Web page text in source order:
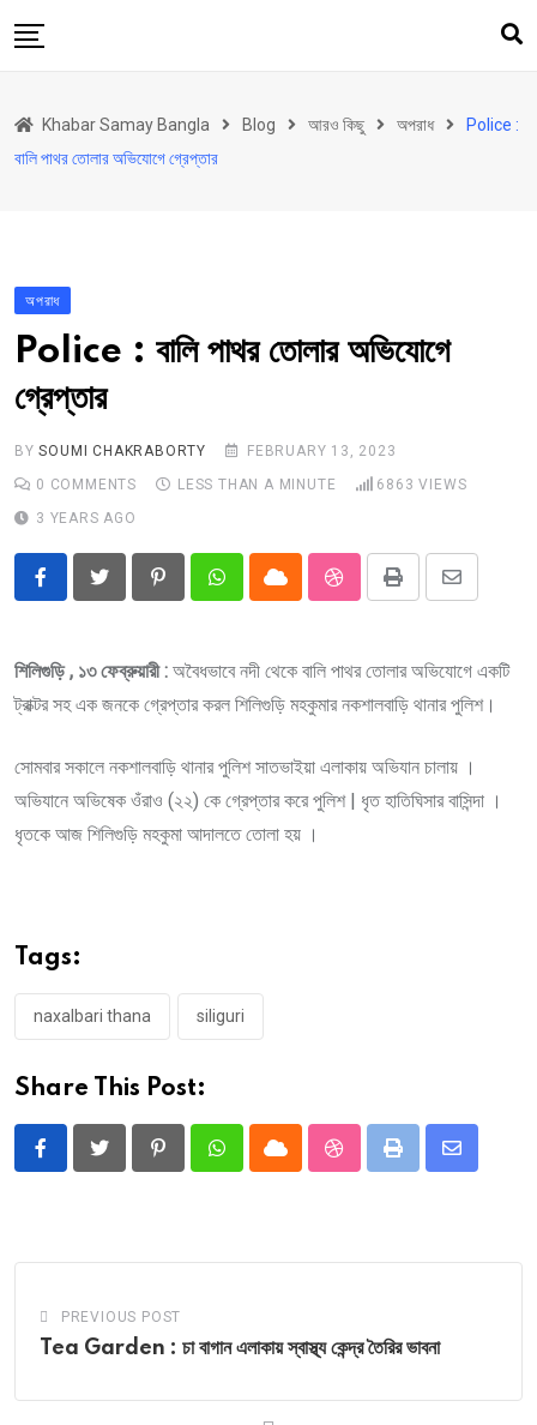
to
উত্তরবঙ্গ
আরও কিছু
Contact
Khabar Samay Hindi
Khabar Samay Bangla Blog আরও কিছু অপরাধ
Police :
বালি পাথর তোলার অভিযোগে গ্রেপ্তার
অপরাধ
Police : বালি পাথর তোলার অভিযোগে
গ্রেপ্তার
BYSOUMI CHAKRABORTY
FEBRUARY 13, 2023
0 COMMENTS LESS THAN A MINUTE 6863 VIEWS
3 YEARS AGO
PinterestWhatsappCloud StumbleUpon
Print
Share
শিলিগুড়ি , ১৩ ফেব্রুয়ারী : অবৈধভাবে নদী থেকে বালি পাথর তোলার অভিযোগে একটি
ট্রাক্টর সহ এক জনকে গ্রেপ্তার করল শিলিগুড়ি মহকুমার নকশালবাড়ি থানার পুলিশ।
সোমবার সকালে নকশালবাড়ি থানার পুলিশ সাতভাইয়া এলাকায় অভিযান চালায় ।
অভিযানে অভিষেক ওঁরাও (২২) কে গ্রেপ্তার করে পুলিশ | ধৃত হাতিঘিসার বাসিন্দা ।
ধৃতকে আজ শিলিগুড়ি মহকুমা আদালতে তোলা হয় ।
Tags:
naxalbari thana siliguri
Share This Post:
PinterestWhatsappCloud StumbleUpon
Print
Share
PREVIOUS POST
Tea Garden : চা বাগান এলাকায় স্বাস্থ্য কেন্দ্র তৈরির ভাবনা